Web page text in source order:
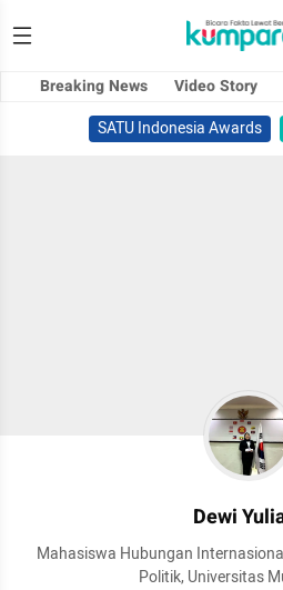
Breaking News Video Story
SATU Indonesia Awards
Dewi
Mahasiswa Hubungan
Politik, Universitas